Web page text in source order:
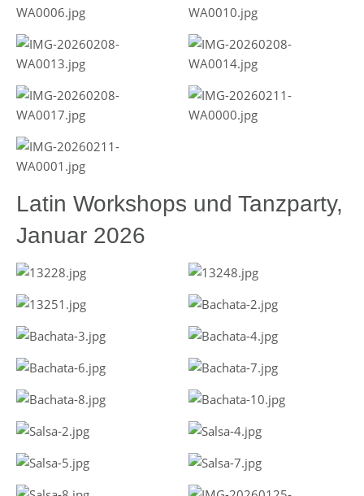
Latin Workshops und Tanzparty,
Januar 2026